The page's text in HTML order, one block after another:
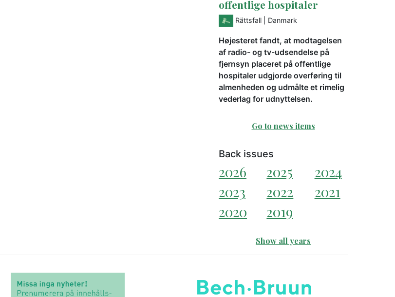
offentlige hospitaler
Rättsfall | Danmark
Højesteret fandt, at modtagelsen
af radio- og tv-udsendelse på
fjernsyn placeret på offentlige
hospitaler udgjorde overføring til
almenheden og udmålte et rimelig
vederlag for udnyttelsen.
Go to news items
Back issues
2026 2025
2024
2023
2022
2021
2020
2019
Show all years